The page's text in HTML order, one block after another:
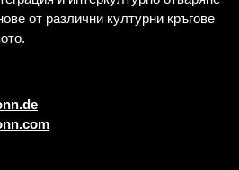
от различни културни кръгове